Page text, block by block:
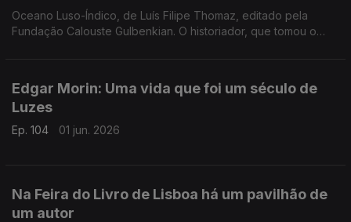
Oceano Luso-Índico, de Luís Filipe Thomaz, editado pela
Fundação Calouste Gulbenkian. O historiador, que tomou o
Edgar Morin: Uma vida que foi um século de
Luzes
Ep. 104 01 jun. 2026
Na Feira do Livro de Lisboa há um pavilhão de
um autor